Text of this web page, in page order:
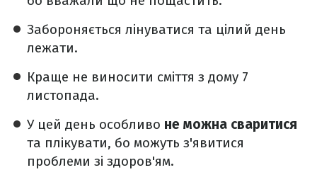
Забороняється лінуватися та цілий день
лежати.
Краще не виносити сміття з дому 7
листопада.
У цей день особливо не можна сваритися
та плікувати, бо можуть з'явитися
проблеми зі здоров'ям.